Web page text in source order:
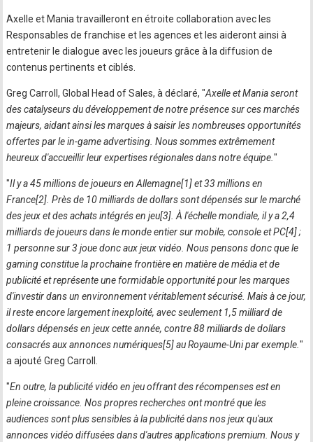
Axelle et Mania travailleront en étroite collaboration avec les
Responsables de franchise et les agences et les aideront ainsi à
entretenir le dialogue avec les joueurs grâce à la diffusion de
contenus pertinents et ciblés.
Greg Carroll, Global Head of Sales, à déclaré, "Axelle et Mania seront
des catalyseurs du développement de notre présence sur ces marchés
majeurs, aidant ainsi les marques à saisir les nombreuses opportunités
offertes par le in-game advertising. Nous sommes extrêmement
heureux d'accueillir leur expertises régionales dans notre équipe."
"Il y a 45 millions de joueurs en Allemagne[1] et 33 millions en
France[2]. Près de 10 milliards de dollars sont dépensés sur le marché
des jeux et des achats intégrés en jeu[3]. À l'échelle mondiale, il y a 2,4
milliards de joueurs dans le monde entier sur mobile, console et PC[4] ;
1 personne sur 3 joue donc aux jeux vidéo. Nous pensons donc que le
gaming constitue la prochaine frontière en matière de média et de
publicité et représente une formidable opportunité pour les marques
d'investir dans un environnement véritablement sécurisé. Mais à ce jour,
il reste encore largement inexploité, avec seulement 1,5 milliard de
dollars dépensés en jeux cette année, contre 88 milliards de dollars
consacrés aux annonces numériques[5] au Royaume-Uni par exemple."
a ajouté Greg Carroll.
"En outre, la publicité vidéo en jeu offrant des récompenses est en
pleine croissance. Nos propres recherches ont montré que les
audiences sont plus sensibles à la publicité dans nos jeux qu'aux
annonces vidéo diffusées dans d'autres applications premium. Nous y